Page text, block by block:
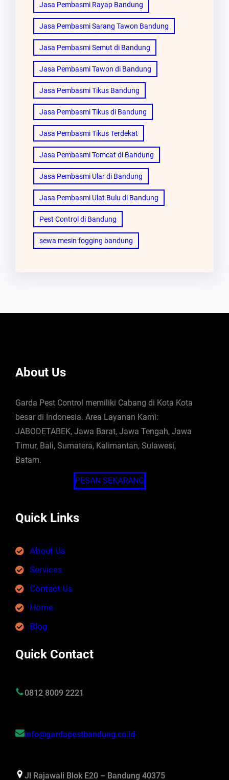
Jasa Pembasmi Rayap Bandung
Jasa Pembasmi Sarang Tawon Bandung
Jasa Pembasmi Semut di Bandung
Jasa Pembasmi Tawon di Bandung
Jasa Pembasmi Tikus Bandung
Jasa Pembasmi Tikus di Bandung
Jasa Pembasmi Tikus Terdekat
Jasa Pembasmi Tomcat di Bandung
Jasa Pembasmi Ular di Bandung
Jasa Pembasmi Ulat Bulu di Bandung
Pest Control di Bandung
sewa mesin fogging bandung
About Us
Garda Pest Control memiliki Cabang di Kota Kota
besar di Indonesia. Area Layanan Kami:
JABODETABEK, Jawa Barat, Jawa Tengah, Jawa
Timur, Bali, Sumatera, Kalimantan, Sulawesi,
Batam.
PESAN SEKARANG
Quick Links
About Us
Services
Contact Us
Home
Blog
Quick Contact
0812 8009 2221
info@gardapestbandung.co.id
Jl Rajawali Blok E20 – Bandung 40375